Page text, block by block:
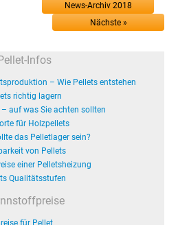
News-Archiv 2018
Nächste »
Infos
– Wie Pellets entstehen
richtig lagern
auf was Sie achten sollten
für Holzpellets
das Pelletlager sein?
von Pellets
einer Pelletsheizung
Qualitätsstufen
für Pellet